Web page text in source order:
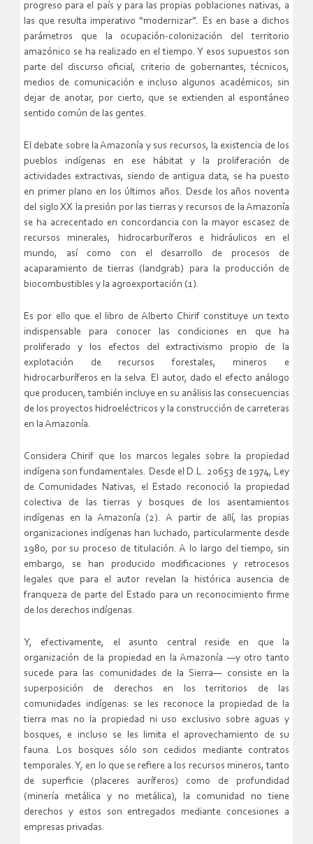
progreso para el país y para las propias poblaciones nativas, a
las que resulta imperativo “modernizar”. Es en base a dichos
parámetros que la ocupación-colonización del territorio
amazónico se ha realizado en el tiempo. Y esos supuestos son
parte del discurso oficial, criterio de gobernantes, técnicos,
medios de comunicación e incluso algunos académicos; sin
dejar de anotar, por cierto, que se extienden al espontáneo
sentido común de las gentes.
El debate sobre la Amazonía y sus recursos, la existencia de los
pueblos indígenas en ese hábitat y la proliferación de
actividades extractivas, siendo de antigua data, se ha puesto
en primer plano en los últimos años. Desde los años noventa
del siglo XX la presión por las tierras y recursos de la Amazonía
se ha acrecentado en concordancia con la mayor escasez de
recursos minerales, hidrocarburíferos e hidráulicos en el
mundo, así como con el desarrollo de procesos de
acaparamiento de tierras (landgrab) para la producción de
biocombustibles y la agroexportación (1).
Es por ello que el libro de Alberto Chirif constituye un texto
indispensable para conocer las condiciones en que ha
proliferado y los efectos del extractivismo propio de la
explotación de recursos forestales, mineros e
hidrocarburíferos en la selva. El autor, dado el efecto análogo
que producen, también incluye en su análisis las consecuencias
de los proyectos hidroeléctricos y la construcción de carreteras
en la Amazonía.
Considera Chirif que los marcos legales sobre la propiedad
indígena son fundamentales. Desde el D.L. 20653 de 1974, Ley
de Comunidades Nativas, el Estado reconoció la propiedad
colectiva de las tierras y bosques de los asentamientos
indígenas en la Amazonía (2). A partir de allí, las propias
organizaciones indígenas han luchado, particularmente desde
1980, por su proceso de titulación. A lo largo del tiempo, sin
embargo, se han producido modificaciones y retrocesos
legales que para el autor revelan la histórica ausencia de
franqueza de parte del Estado para un reconocimiento firme
de los derechos indígenas.
Y, efectivamente, el asunto central reside en que la
organización de la propiedad en la Amazonía —y otro tanto
sucede para las comunidades de la Sierra— consiste en la
superposición de derechos en los territorios de las
comunidades indígenas: se les reconoce la propiedad de la
tierra mas no la propiedad ni uso exclusivo sobre aguas y
bosques, e incluso se les limita el aprovechamiento de su
fauna. Los bosques sólo son cedidos mediante contratos
temporales. Y, en lo que se refiere a los recursos mineros, tanto
de superficie (placeres auríferos) como de profundidad
(minería metálica y no metálica), la comunidad no tiene
derechos y estos son entregados mediante concesiones a
empresas privadas.